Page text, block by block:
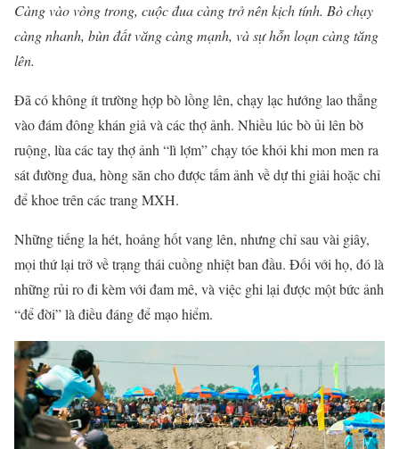
Càng vào vòng trong, cuộc đua càng trở nên kịch tính. Bò chạy
càng nhanh, bùn đất văng càng mạnh, và sự hỗn loạn càng tăng
lên.
Đã có không ít trường hợp bò lồng lên, chạy lạc hướng lao thẳng
vào đám đông khán giả và các thợ ảnh. Nhiều lúc bò ủi lên bờ
ruộng, lùa các tay thợ ảnh “lì lợm” chạy tóe khói khi mon men ra
sát đường đua, hòng săn cho được tấm ảnh về dự thi giải hoặc chỉ
để khoe trên các trang MXH.
Những tiếng la hét, hoảng hốt vang lên, nhưng chỉ sau vài giây,
mọi thứ lại trở về trạng thái cuồng nhiệt ban đầu. Đối với họ, đó là
những rủi ro đi kèm với đam mê, và việc ghi lại được một bức ảnh
“để đời” là điều đáng để mạo hiểm.